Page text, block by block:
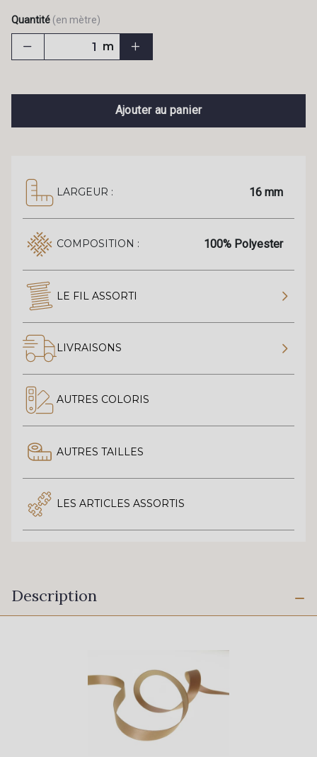
Quantité (en mètre)
m
Ajouter au panier
LARGEUR : 16 mm
COMPOSITION : 100% Polyester
LE FIL ASSORTI
LIVRAISONS
AUTRES COLORIS
AUTRES TAILLES
LES ARTICLES ASSORTIS
Description